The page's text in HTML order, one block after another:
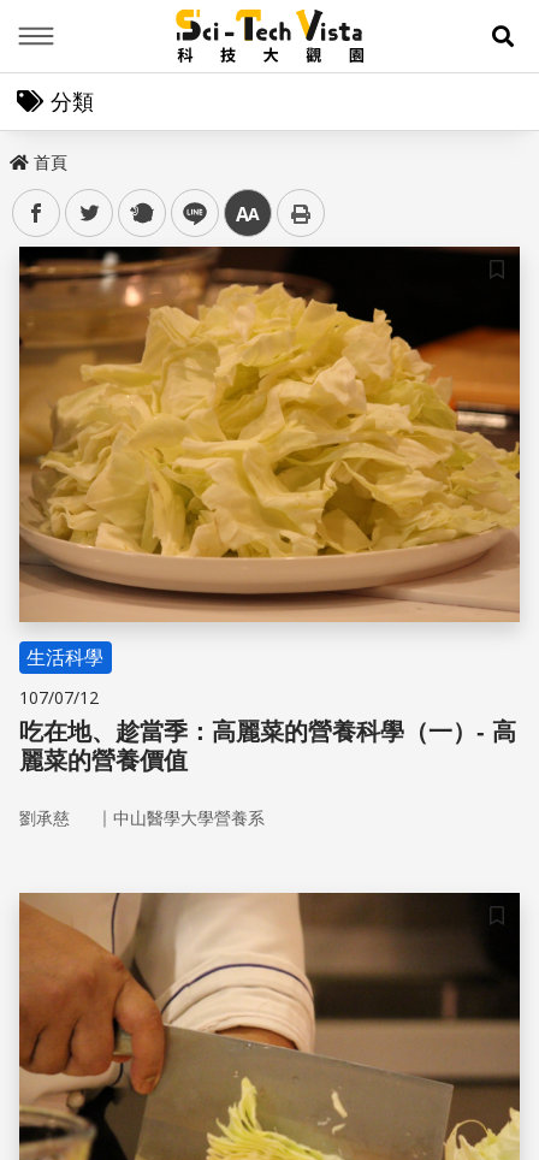
展
分類
首頁
facebooktwitter plurk line 中
儲存
生活科學
107/07/12
吃在地、趁當季：高麗菜的營養科學（一）- 高
麗菜的營養價值
劉承慈 ｜ 中山醫學大學營養系
儲存